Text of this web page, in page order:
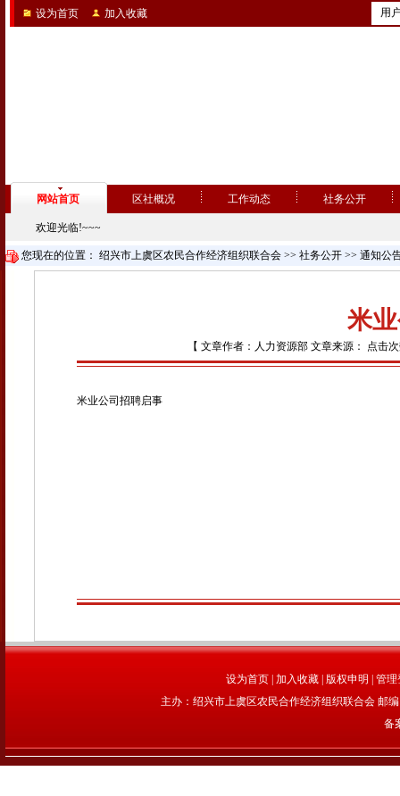
设为首页 加入收藏 用
网站首页 区社概况 工作动态 社务公开
欢迎光临!~~~
您现在的位置： 绍兴市上虞区农民合作经济组织联合会 >> 社务公开 >> 通知公
米
【 文章作者：人力资源部 文章来源： 点
米业公司招聘启事
设为首页 加入收藏 版权申明
管理
主办：绍兴市上虞区农民合作经济组织联合会 邮
备